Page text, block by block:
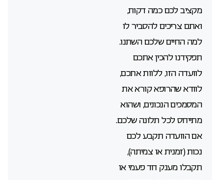
מקציב לכם כמה דקות,
ואתם צריכים להסביר לו
למה החיים שלכם השתנו.
תפקידנו להכין אתכם
לוועדה הזו, ללוות אתכם,
לוודא שהרופא קורא את
המסמכים הנכונים, ושהוא
מתייחס לכל תלונה שלכם.
אם הוועדה תקבע לכם
נכות (זמנית או צמיתה),
תקבלו מענק חד פעמי או